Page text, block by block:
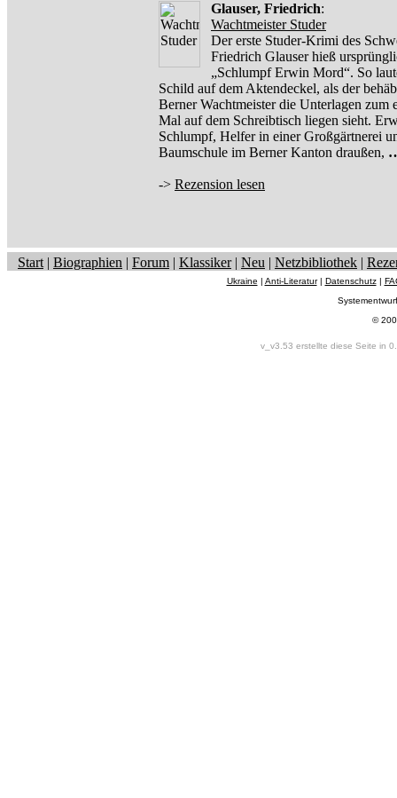
Glauser, Friedrich:
Wachtmeister Studer
Der erste Studer-Krimi des
Friedrich Glauser hieß
„Schlumpf Erwin Mord“. So
Schild auf dem Aktendeckel, als der
Berner Wachtmeister die Unterlagen zum
Mal auf dem Schreibtisch liegen sieht.
Schlumpf, Helfer in einer Großgärtnerei
Baumschule im Berner Kanton draußen,
-> Rezension lesen
Start | Biographien | Forum | Klassiker| Neu | Netzbibliothek |
Ukraine | Anti-Literatur| Datenschutz|
©
v_v3.53 erstellte diese Seite in